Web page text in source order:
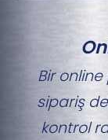
Bir
sipariş
kontrol